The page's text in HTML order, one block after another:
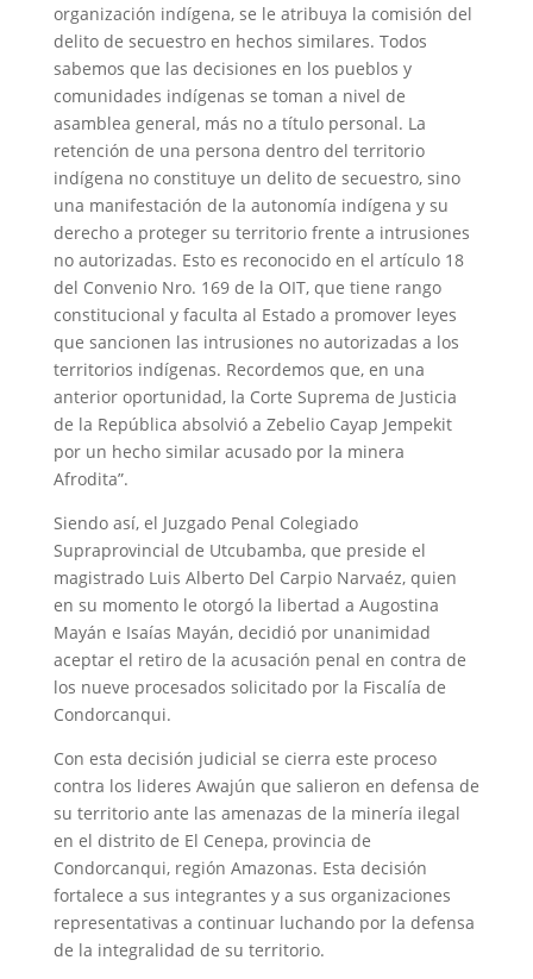
organización indígena, se le atribuya la comisión del
delito de secuestro en hechos similares. Todos
sabemos que las decisiones en los pueblos y
comunidades indígenas se toman a nivel de
asamblea general, más no a título personal. La
retención de una persona dentro del territorio
indígena no constituye un delito de secuestro, sino
una manifestación de la autonomía indígena y su
derecho a proteger su territorio frente a intrusiones
no autorizadas. Esto es reconocido en el artículo 18
del Convenio Nro. 169 de la OIT, que tiene rango
constitucional y faculta al Estado a promover leyes
que sancionen las intrusiones no autorizadas a los
territorios indígenas. Recordemos que, en una
anterior oportunidad, la Corte Suprema de Justicia
de la República absolvió a Zebelio Cayap Jempekit
por un hecho similar acusado por la minera
Afrodita”.
Siendo así, el Juzgado Penal Colegiado
Supraprovincial de Utcubamba, que preside el
magistrado Luis Alberto Del Carpio Narvaéz, quien
en su momento le otorgó la libertad a Augostina
Mayán e Isaías Mayán, decidió por unanimidad
aceptar el retiro de la acusación penal en contra de
los nueve procesados solicitado por la Fiscalía de
Condorcanqui.
Con esta decisión judicial se cierra este proceso
contra los lideres Awajún que salieron en defensa de
su territorio ante las amenazas de la minería ilegal
en el distrito de El Cenepa, provincia de
Condorcanqui, región Amazonas. Esta decisión
fortalece a sus integrantes y a sus organizaciones
representativas a continuar luchando por la defensa
de la integralidad de su territorio.